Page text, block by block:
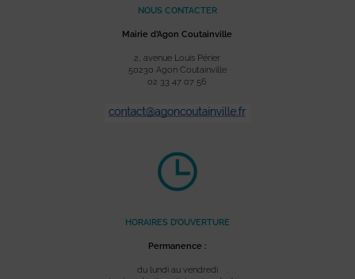
NOUS CONTACTER
Mairie d’Agon Coutainville
2, avenue Louis Périer
50230 Agon Coutainville
02 33 47 07 56
HORAIRES D’OUVERTURE
Permanence :
du lundi au vendredi